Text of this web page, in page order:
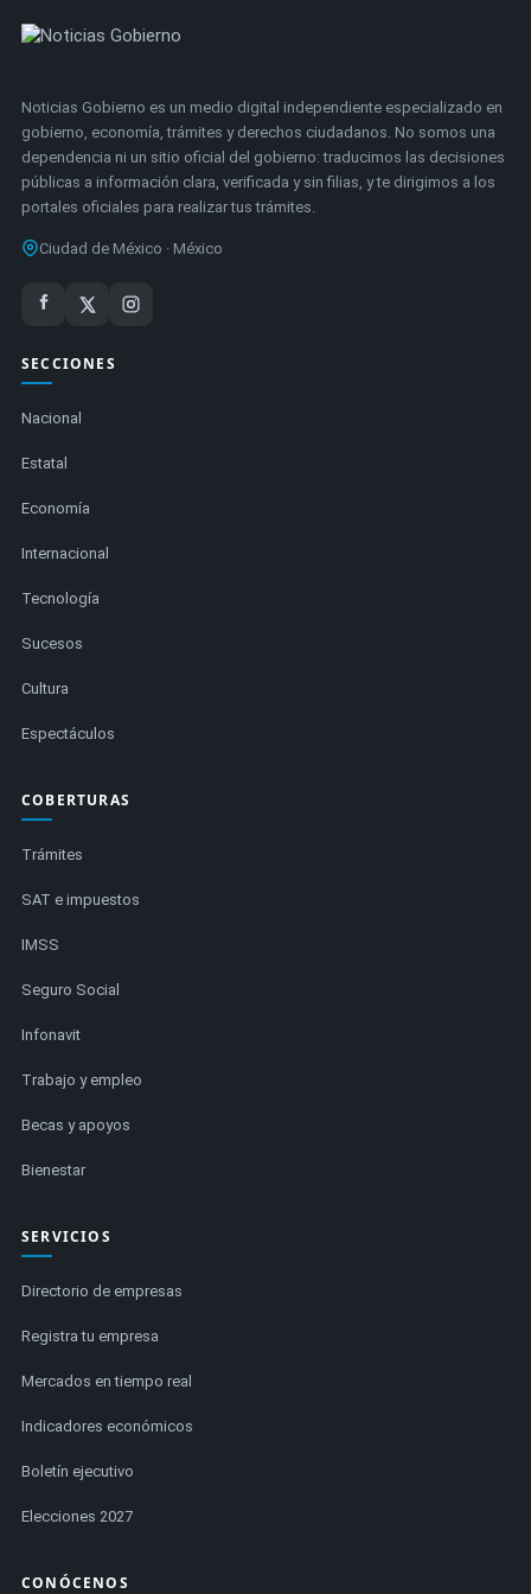
Noticias Gobierno es un medio digital independiente especializado en
gobierno, economía, trámites y derechos ciudadanos. No somos una
dependencia ni un sitio oficial del gobierno: traducimos las decisiones
públicas a información clara, verificada y sin filias, y te dirigimos a los
portales oficiales para realizar tus trámites.
Ciudad de México · México
SECCIONES
Nacional
Estatal
Economía
Internacional
Tecnología
Sucesos
Cultura
Espectáculos
COBERTURAS
Trámites
SAT e impuestos
IMSS
Seguro Social
Infonavit
Trabajo y empleo
Becas y apoyos
Bienestar
SERVICIOS
Directorio de empresas
Registra tu empresa
Mercados en tiempo real
Indicadores económicos
Boletín ejecutivo
Elecciones 2027
CONÓCENOS